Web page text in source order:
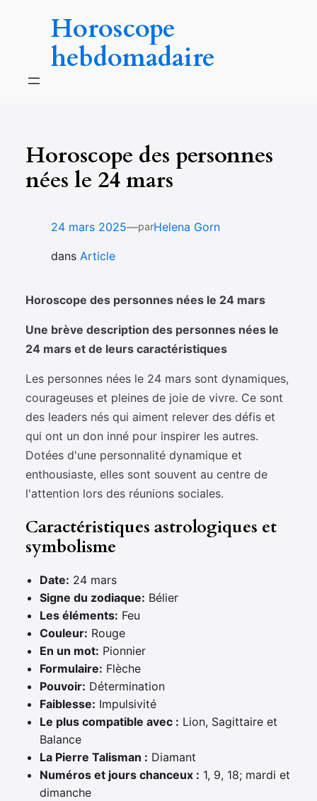
Horoscope
hebdomadaire
Horoscope des personnes
nées le 24 mars
24 mars 2025—parHelena Gorn
dans Article
Horoscope des personnes nées le 24 mars
Une brève description des personnes nées le
24 mars et de leurs caractéristiques
Les personnes nées le 24 mars sont dynamiques,
courageuses et pleines de joie de vivre. Ce sont
des leaders nés qui aiment relever des défis et
qui ont un don inné pour inspirer les autres.
Dotées d'une personnalité dynamique et
enthousiaste, elles sont souvent au centre de
l'attention lors des réunions sociales.
Caractéristiques astrologiques et
symbolisme
Date: 24 mars
Signe du zodiaque: Bélier
Les éléments: Feu
Couleur: Rouge
En un mot: Pionnier
Formulaire: Flèche
Pouvoir: Détermination
Faiblesse: Impulsivité
Le plus compatible avec : Lion, Sagittaire et
Balance
La Pierre Talisman : Diamant
Numéros et jours chanceux : 1, 9, 18; mardi et
dimanche